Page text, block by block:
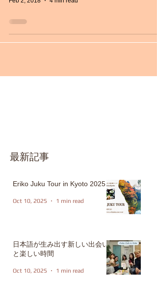
最新記事
Eriko Juku Tour in Kyoto 2025
Oct 10, 2025 1 min read
日本語が生み出す新しい出会い
と楽しい時間
Oct 10, 2025 1 min read